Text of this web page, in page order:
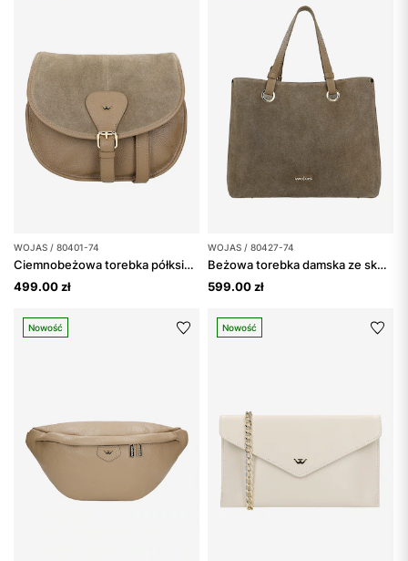
WOJAS / 80401-74
Ciemnobeżowa torebka półksiężyc
499.00 zł
WOJAS / 80427-74
Beżowa torebka damska ze skóry licowej i dwoiny welurowej
599.00 zł
Nowość Nowość